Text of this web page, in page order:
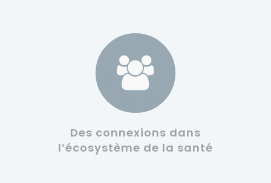
Des connexions dans
l’écosystème de la santé